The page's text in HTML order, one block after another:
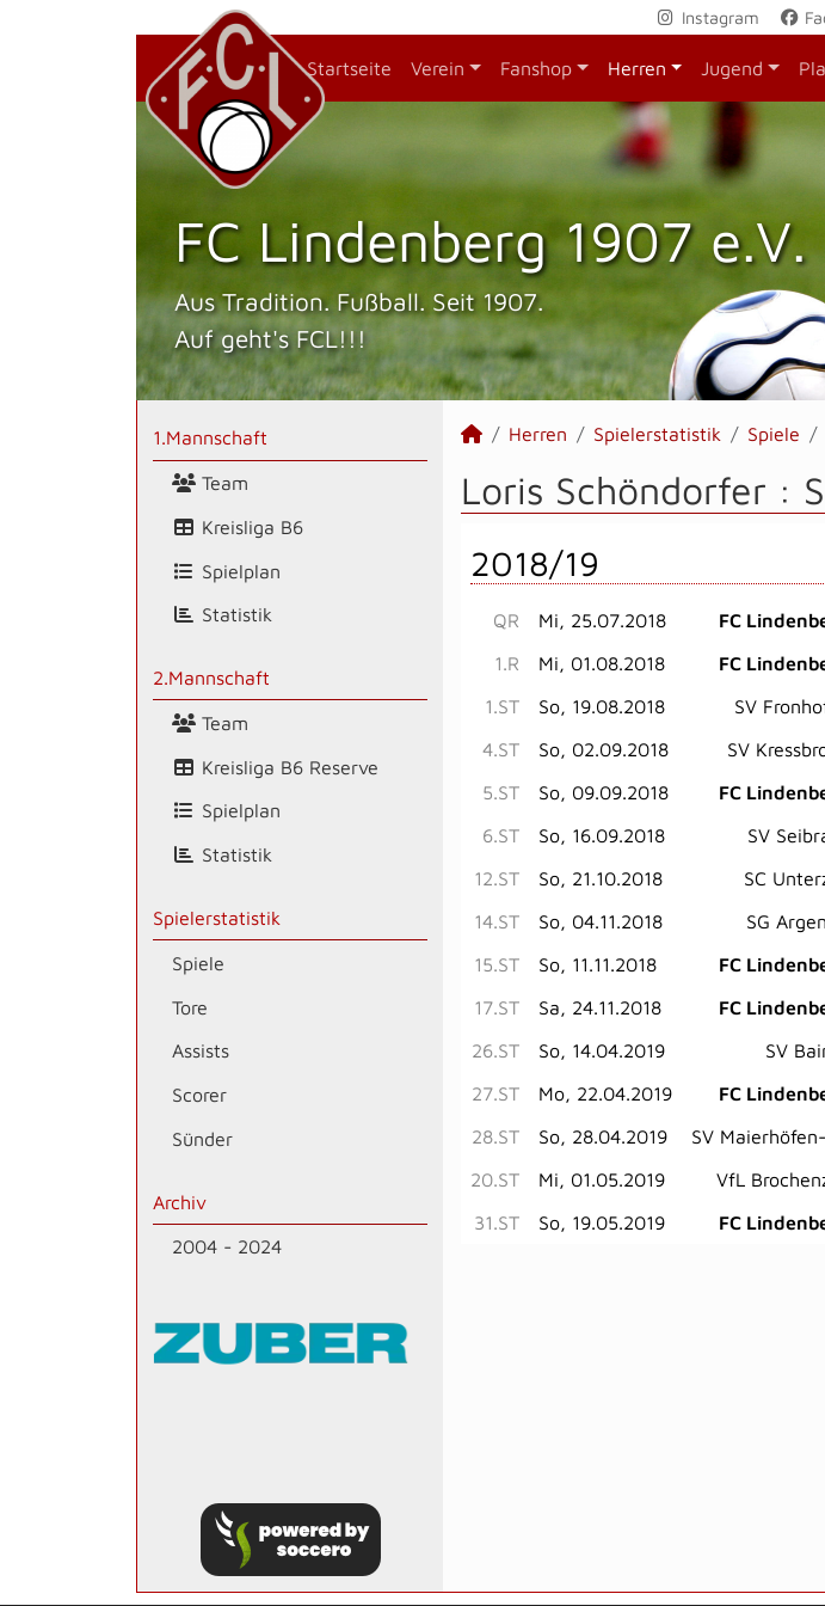
Instagram
Startseite Verein Fanshop Herren Jugend
FC Lindenberg 1907 e.V.
Aus Tradition. Fußball. Seit 1907.
Auf geht's FCL!!!
1.Mannschaft
Team
Kreisliga B6
Spielplan
Statistik
2.Mannschaft
Team
Kreisliga B6 Reserve
Spielplan
Statistik
Spielerstatistik
Spiele
Tore
Assists
Scorer
Sünder
Archiv
2004 - 2024
Herren Spielerstatistik Spiele
Loris Schöndorfer :
2018/19
QR Mi, 25.07.2018 FC
1.R
Mi, 01.08.2018 FC
1.ST
So, 19.08.2018 SV
4.ST
So, 02.09.2018 SV
5.ST
So, 09.09.2018 FC
6.ST
So, 16.09.2018 SV
12.ST
So, 21.10.2018 SC
14.ST
So, 04.11.2018 SG
15.ST
So, 11.11.2018 FC
17.ST
Sa, 24.11.2018 FC
26.ST
So, 14.04.2019 SV
27.ST
Mo, 22.04.2019 FC
28.ST
So, 28.04.2019 SV
20.ST
Mi, 01.05.2019 VfL
31.ST
So, 19.05.2019 FC